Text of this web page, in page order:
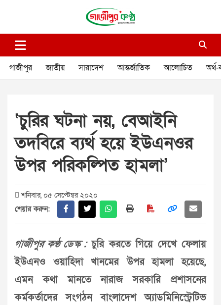
গাজীপুর কণ্ঠ
গাজীপুর জাতীয় সারাদেশ আন্তর্জাতিক আলোচিত অর্থ-
‘চুরির ঘটনা নয়, বেআইনি
তদবিরে ব্যর্থ হয়ে ইউএনওর
উপর পরিকল্পিত হামলা’
শনিবার, ০৫ সেপ্টেম্বর ২০২০
শেয়ার করুন:
গাজীপুর কণ্ঠ ডেস্ক :চুরি করতে গিয়ে দেখে ফেলায়
ইউএনও ওয়াহিদা খানমের উপর হামলা হয়েছে,
এমন কথা মানতে নারাজ সরকারি প্রশাসনের
কর্মকর্তাদের সংগঠন বাংলাদেশ অ্যাডমিনিস্ট্রেটিভ